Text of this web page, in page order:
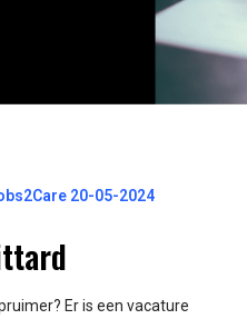
20-05-2024
Er is een vacature